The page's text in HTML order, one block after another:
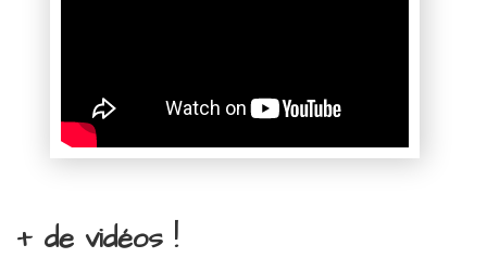
+ de vidéos !